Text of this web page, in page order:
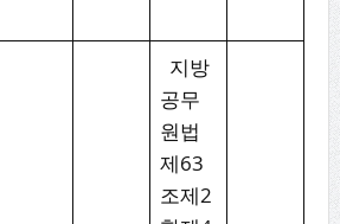
지방
공무
원법
제63
조제2